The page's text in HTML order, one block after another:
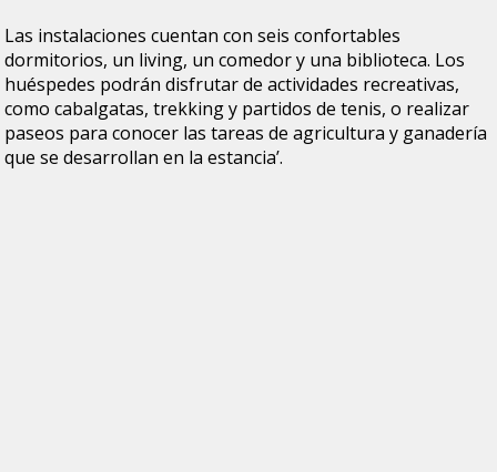
Las instalaciones cuentan con seis confortables
dormitorios, un living, un comedor y una biblioteca. Los
huéspedes podrán disfrutar de actividades recreativas,
como cabalgatas, trekking y partidos de tenis, o realizar
paseos para conocer las tareas de agricultura y ganadería
que se desarrollan en la estancia’.